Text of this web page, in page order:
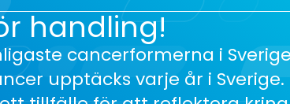
handling!
cancerformerna i
upptäcks varje år i Sverige.